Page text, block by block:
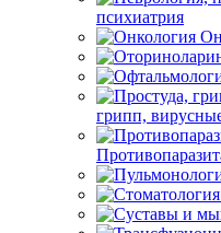
психиатрия
грипп,